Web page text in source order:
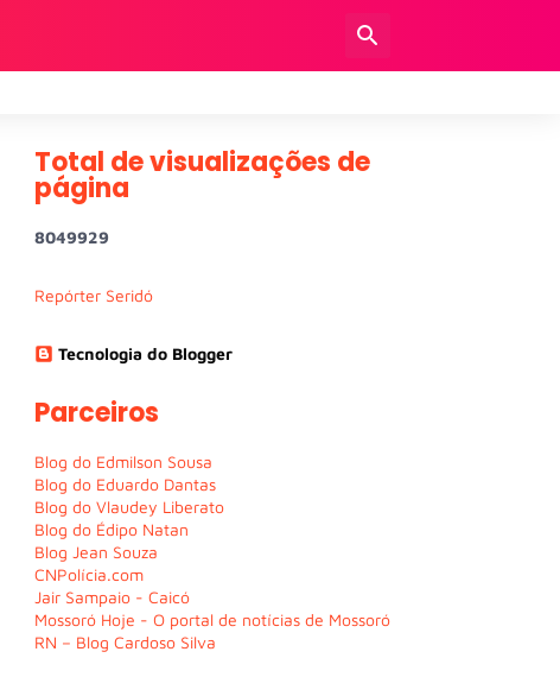
Total de visualizações de
página
8049929
Repórter Seridó
Tecnologia do Blogger
Parceiros
Blog do Edmilson Sousa
Blog do Eduardo Dantas
Blog do Vlaudey Liberato
Blog do Édipo Natan
Blog Jean Souza
CNPolícia.com
Jair Sampaio - Caicó
Mossoró Hoje - O portal de notícias de Mossoró
RN – Blog Cardoso Silva